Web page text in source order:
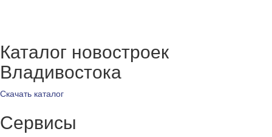
Каталог новостроек
Владивостока
Скачать каталог
Сервисы